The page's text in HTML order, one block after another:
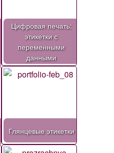
Цифровая печать:
этикетки с
переменными
данными
Глянцевые этикетки